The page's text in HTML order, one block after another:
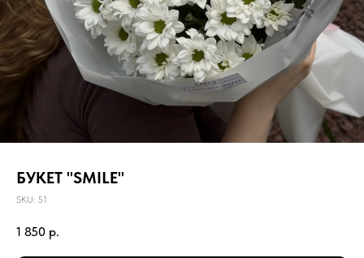
БУКЕТ "SMILE"
SKU: 51
1 850 р.